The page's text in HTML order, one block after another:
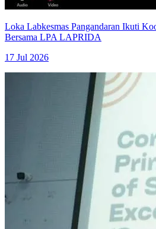
Loka Labkesmas Pangandaran Ikuti
Bersama LPA LAPRIDA
17 Jul 2026